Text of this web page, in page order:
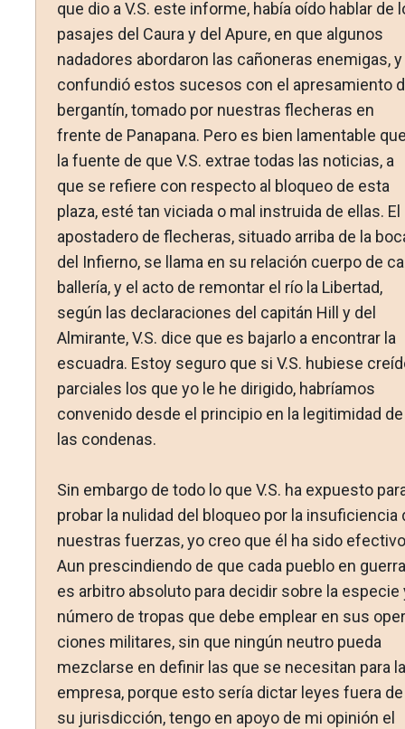
que dio a V.S. este informe, había oído hablar de
pasajes del Caura y del Apure, en que algunos
nadado­res abordaron las cañoneras enemigas, y
confundió estos su­cesos con el apresamiento
bergantín, tomado por nuestras flecheras en
frente de Panapana. Pero es bien lamentable
la fuente de que V.S. extrae todas las noticias, a
que se refiere con respecto al bloqueo de esta
plaza, esté tan viciada o mal instruida de ellas. El
apostadero de flecheras, situado arriba de la
del Infierno, se llama en su relación cuerpo de
ballería, y el acto de remontar el río la Libertad,
según las declaraciones del capitán Hill y del
Almirante, V.S. dice que es bajarlo a encontrar la
escuadra. Estoy seguro que si V.S. hubiese
parciales los que yo le he dirigido, habríamos
convenido desde el principio en la legitimidad de
las condenas.
Sin embargo de todo lo que V.S. ha expuesto
probar la nulidad del bloqueo por la insuficiencia
nuestras fuerzas, yo creo que él ha sido
Aun prescindiendo de que cada pueblo en guerra
es arbitro absoluto para decidir sobre la especie
número de tropas que debe emplear en sus
ciones militares, sin que ningún neutro pueda
mezclarse en de­finir las que se necesitan para la
empresa, porque esto sería dictar leyes fuera de
su jurisdicción, tengo en apoyo de mi opinión el